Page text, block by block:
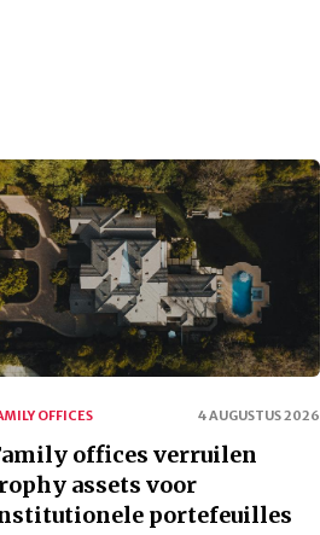
OFFICES 4 AUGUSTUS 2026
offices verruilen
assets voor
portefeuilles